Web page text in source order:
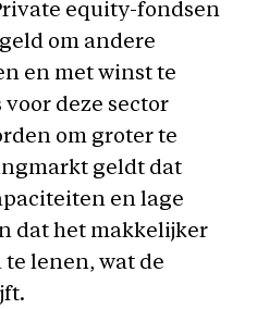
equity-fondsen
om andere
en met winst te
deze sector
om groter te
geldt dat
en lage
dat het makkelijker
lenen, wat de